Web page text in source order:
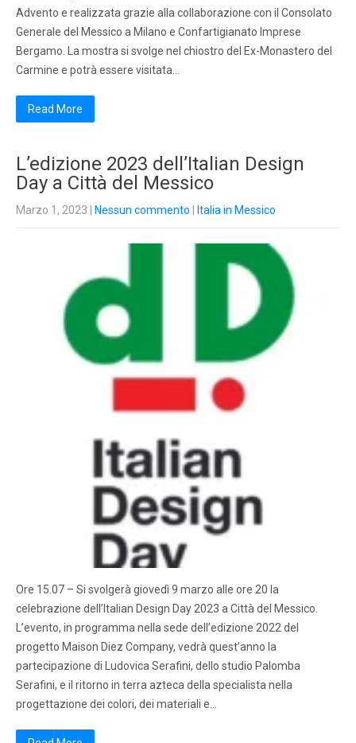
Advento e realizzata grazie alla collaborazione con il Consolato
Generale del Messico a Milano e Confartigianato Imprese
Bergamo. La mostra si svolge nel chiostro del Ex-Monastero del
Carmine e potrà essere visitata…
Read More
L’edizione 2023 dell’Italian Design
Day a Città del Messico
Marzo 1, 2023 Nessun commento Italia in Messico
Ore 15.07 – Si svolgerà giovedì 9 marzo alle ore 20 la
celebrazione dell’Italian Design Day 2023 a Città del Messico.
L’evento, in programma nella sede dell’edizione 2022 del
progetto Maison Diez Company, vedrà quest’anno la
partecipazione di Ludovica Serafini, dello studio Palomba
Serafini, e il ritorno in terra azteca della specialista nella
progettazione dei colori, dei materiali e…